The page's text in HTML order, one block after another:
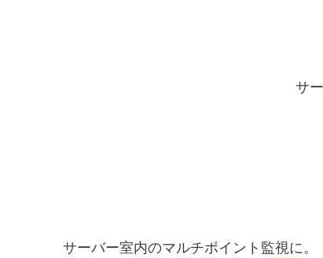
サ
サーバー室内のマルチポイント監視に。